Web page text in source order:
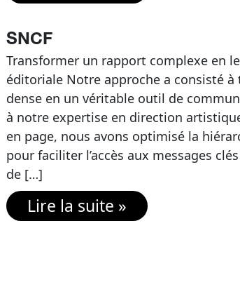
SNCF
Transformer un rapport complexe en
éditoriale Notre approche a consisté
dense en un véritable outil de
à notre expertise en direction
en page, nous avons optimisé la
pour faciliter l’accès aux messages
de […]
Lire la suite »